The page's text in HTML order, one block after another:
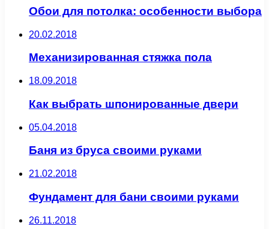
Обои для потолка: особенности выбора
20.02.2018
Механизированная стяжка пола
18.09.2018
Как выбрать шпонированные двери
05.04.2018
Баня из бруса своими руками
21.02.2018
Фундамент для бани своими руками
26.11.2018